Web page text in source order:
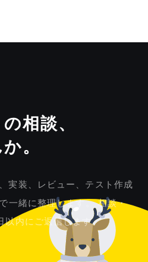
相談、
。
実装、レビュー、テスト作成
一緒に整理します。 相談・
以内にご返信します。